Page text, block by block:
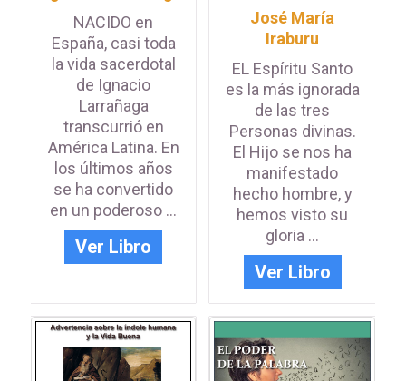
NACIDO en
España, casi toda
la vida sacerdotal
de Ignacio
Larrañaga
transcurrió en
América Latina. En
los últimos años
se ha convertido
en un poderoso ...
Ver Libro
José María
Iraburu
EL Espíritu Santo
es la más ignorada
de las tres
Personas divinas.
El Hijo se nos ha
manifestado
hecho hombre, y
hemos visto su
gloria ...
Ver Libro